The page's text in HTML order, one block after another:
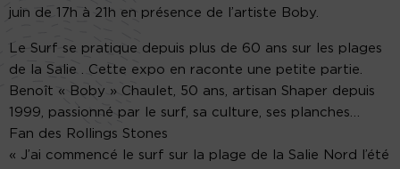
juin de 17h à 21h en présence de l’artiste Boby.
Le Surf se pratique depuis plus de 60 ans sur les plages
de la Salie . Cette expo en raconte une petite partie.
Benoît « Boby » Chaulet, 50 ans, artisan Shaper depuis
1999, passionné par le surf, sa culture, ses planches…
Fan des Rollings Stones
« J’ai commencé le surf sur la plage de la Salie Nord l’été